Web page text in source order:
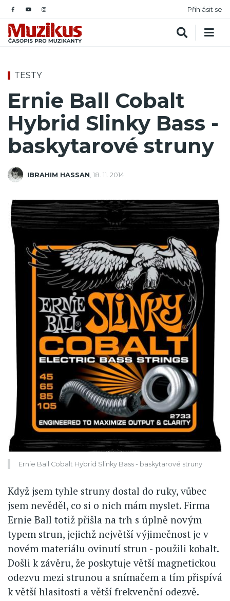
Přihlásit se
TESTY
Ernie Ball Cobalt
Hybrid Slinky Bass -
baskytarové struny
IBRAHIM HASSAN 18. 11. 2014
Ernie Ball Cobalt Hybrid Slinky Bass - baskytarové struny
Když jsem tyhle struny dostal do ruky, vůbec
jsem nevěděl, co si o nich mám myslet. Firma
Ernie Ball totiž přišla na trh s úplně novým
typem strun, jejichž největší výjimečnost je v
novém materiálu ovinutí strun - použili kobalt.
Došli k závěru, že poskytuje větší magnetickou
odezvu mezi strunou a snímačem a tím přispívá
k větší hlasitosti a větší frekvenční odezvě.